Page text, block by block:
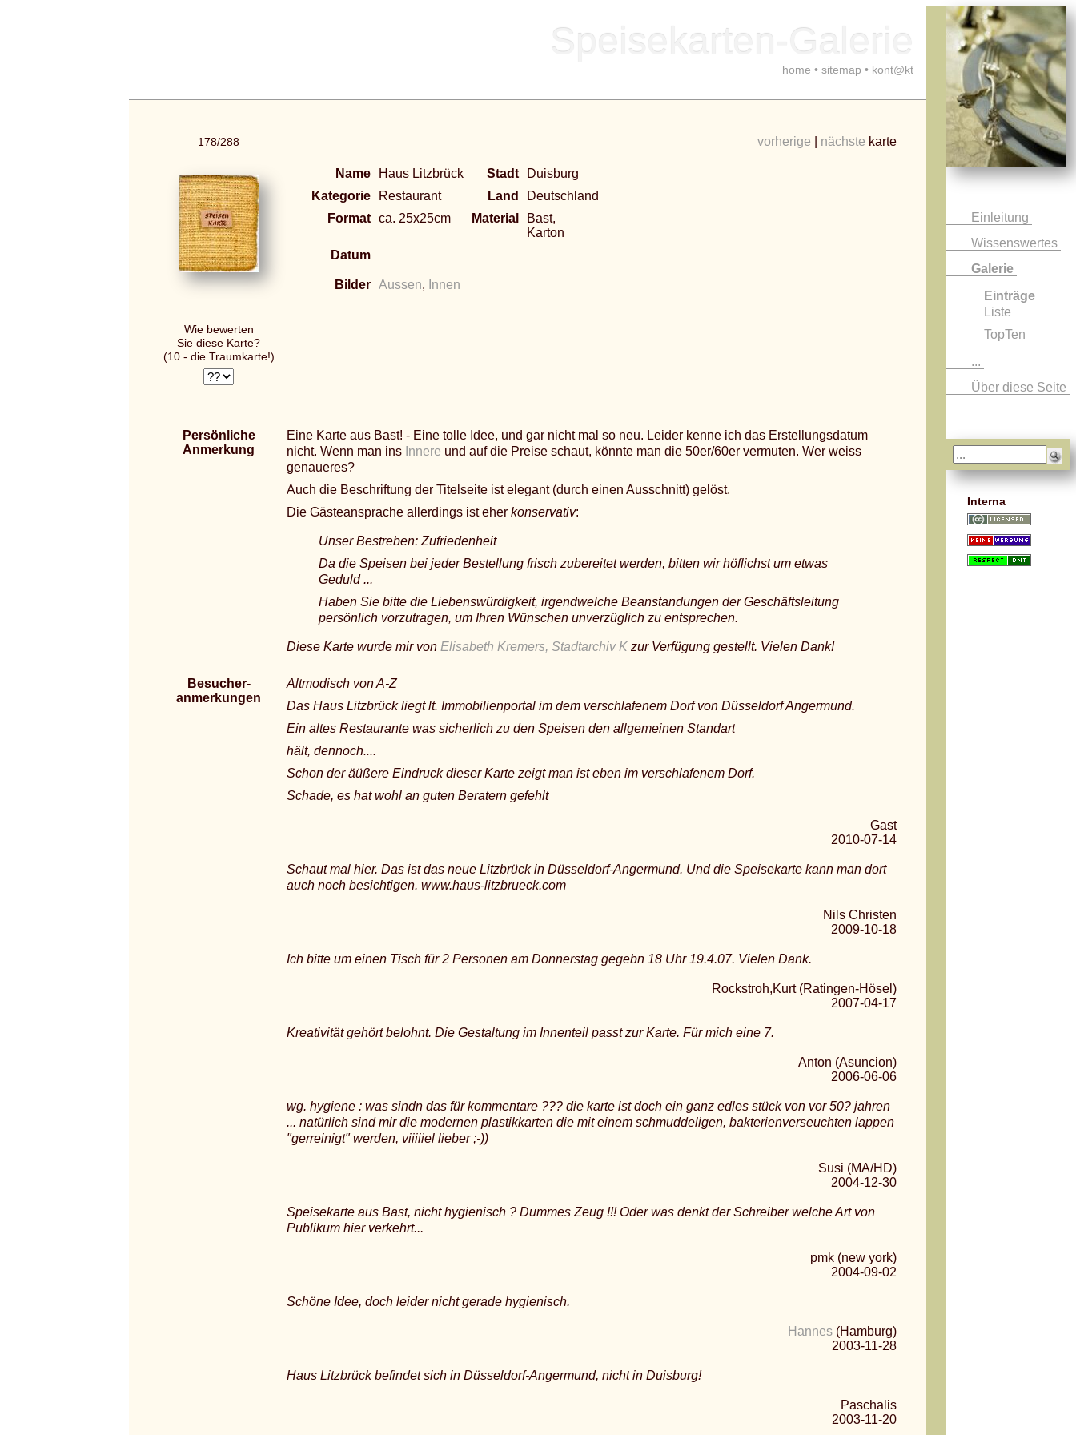
Einleitung
Wissenswertes
Galerie
Einträge
Liste
TopTen
...
Über diese Seite
Interna
Speisekarten-Galerie
home • sitemap • kont@kt
178/288 vorherige nächste karte
Name Haus Litzbrück Stadt
Duisburg
Kategorie
Restaurant Land
Deutschland
Format ca. 25x25cm Material
Bast,
Karton
Datum
Bilder Aussen, Innen
Wie bewerten
Sie diese Karte?
(10 - die Traumkarte!)
Persönliche
Anmerkung
Eine Karte aus Bast! - Eine tolle Idee, und gar nicht mal so neu. Leider kenne ich das Erstellungsdatum
nicht. Wenn man ins Innere und auf die Preise schaut, könnte man die 50er/60er vermuten. Wer weiss
genaueres?
Auch die Beschriftung der Titelseite ist elegant (durch einen Ausschnitt) gelöst.
Die Gästeansprache allerdings ist eher konservativ:
Unser Bestreben: Zufriedenheit
Da die Speisen bei jeder Bestellung frisch zubereitet werden, bitten wir höflichst um etwas
Geduld ...
Haben Sie bitte die Liebenswürdigkeit, irgendwelche Beanstandungen der Geschäftsleitung
persönlich vorzutragen, um Ihren Wünschen unverzüglich zu entsprechen.
Diese Karte wurde mir von Elisabeth Kremers, Stadtarchiv K zur Verfügung gestellt. Vielen Dank!
Besucher-
anmerkungen
Altmodisch von A-Z
Das Haus Litzbrück liegt lt. Immobilienportal im dem verschlafenem Dorf von Düsseldorf Angermund.
Ein altes Restaurante was sicherlich zu den Speisen den allgemeinen Standart
hält, dennoch....
Schon der äüßere Eindruck dieser Karte zeigt man ist eben im verschlafenem Dorf.
Schade, es hat wohl an guten Beratern gefehlt
Gast
2010-07-14
Schaut mal hier. Das ist das neue Litzbrück in Düsseldorf-Angermund. Und die Speisekarte kann man dort
auch noch besichtigen. www.haus-litzbrueck.com
Nils Christen
2009-10-18
Ich bitte um einen Tisch für 2 Personen am Donnerstag gegebn 18 Uhr 19.4.07. Vielen Dank.
Rockstroh,Kurt (Ratingen-Hösel)
2007-04-17
Kreativität gehört belohnt. Die Gestaltung im Innenteil passt zur Karte. Für mich eine 7.
Anton (Asuncion)
2006-06-06
wg. hygiene : was sindn das für kommentare ??? die karte ist doch ein ganz edles stück von vor 50? jahren
... natürlich sind mir die modernen plastikkarten die mit einem schmuddeligen, bakterienverseuchten lappen
"gerreinigt" werden, viiiiiel lieber ;-))
Susi (MA/HD)
2004-12-30
Speisekarte aus Bast, nicht hygienisch ? Dummes Zeug !!! Oder was denkt der Schreiber welche Art von
Publikum hier verkehrt...
pmk (new york)
2004-09-02
Schöne Idee, doch leider nicht gerade hygienisch.
Hannes (Hamburg)
2003-11-28
Haus Litzbrück befindet sich in Düsseldorf-Angermund, nicht in Duisburg!
Paschalis
2003-11-20